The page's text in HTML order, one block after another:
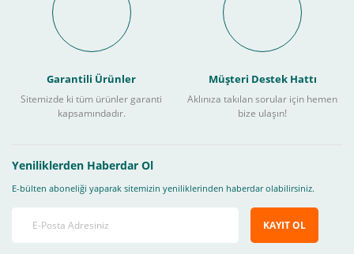
Garantili Ürünler
Sitemizde ki tüm ürünler garanti
kapsamındadır.
Müşteri Destek Hattı
Aklınıza takılan sorular için hemen
bize ulaşın!
Yeniliklerden Haberdar Ol
E-bülten aboneliği yaparak sitemizin yeniliklerinden haberdar olabilirsiniz.
KAYIT OL